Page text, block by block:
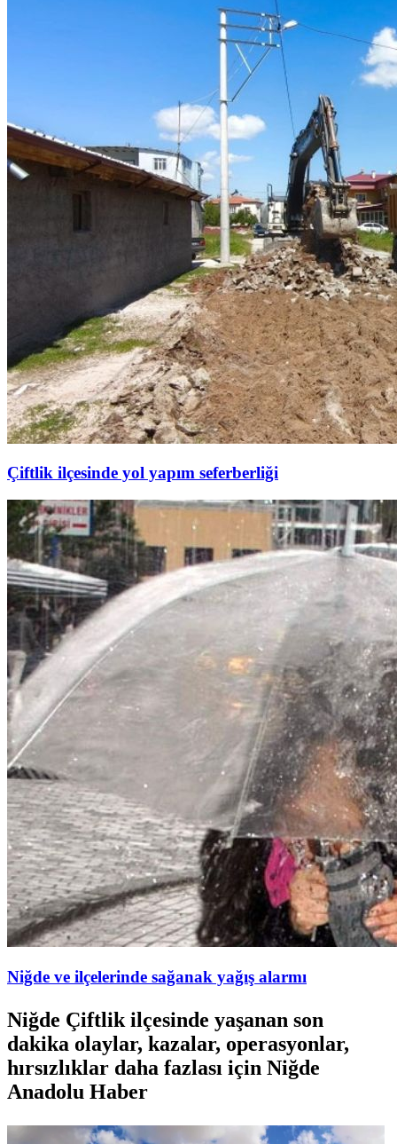
Çiftlik ilçesinde yol yapım seferberliği
Niğde ve ilçelerinde sağanak yağış alarmı
Niğde Çiftlik ilçesinde yaşanan son
dakika olaylar, kazalar, operasyonlar,
hırsızlıklar daha fazlası için Niğde
Anadolu Haber